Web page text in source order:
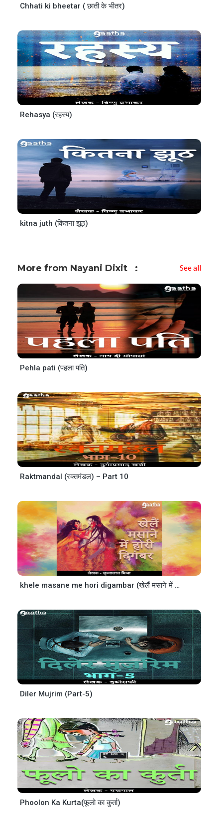
Chhati ki bheetar ( छाती के भीतर)
Rehasya (रहस्य)
kitna juth (कितना झूठ)
More from Nayani Dixit See all
Pehla pati (पहला पति)
Raktmandal (रक्तमंडल) – Part 10
khele masane me hori digambar (खेलैं मसाने में होरी दिगंबर)
Diler Mujrim (Part-5)
Phoolon Ka Kurta(फूलो का कुर्ता)